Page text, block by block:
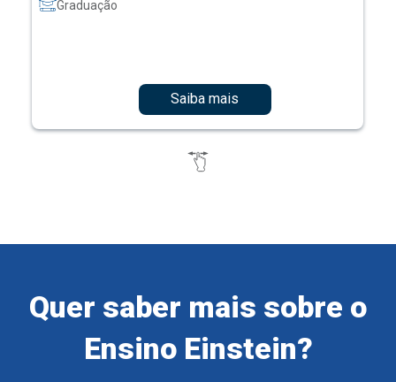
Graduação
Saiba mais
Quer saber mais sobre o
Ensino Einstein?